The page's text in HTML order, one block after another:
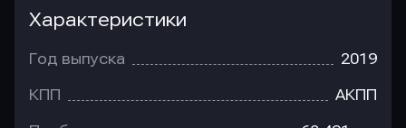
Характеристики
Год выпуска 2019
КПП АКПП